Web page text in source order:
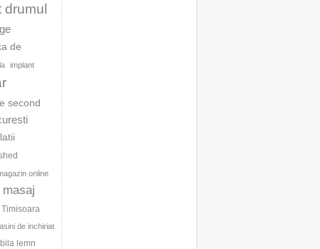
drumul
de
implant
second
online
masaj
de inchiriat
lemn